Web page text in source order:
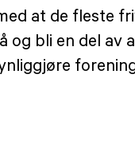
at de fleste
bli en del av